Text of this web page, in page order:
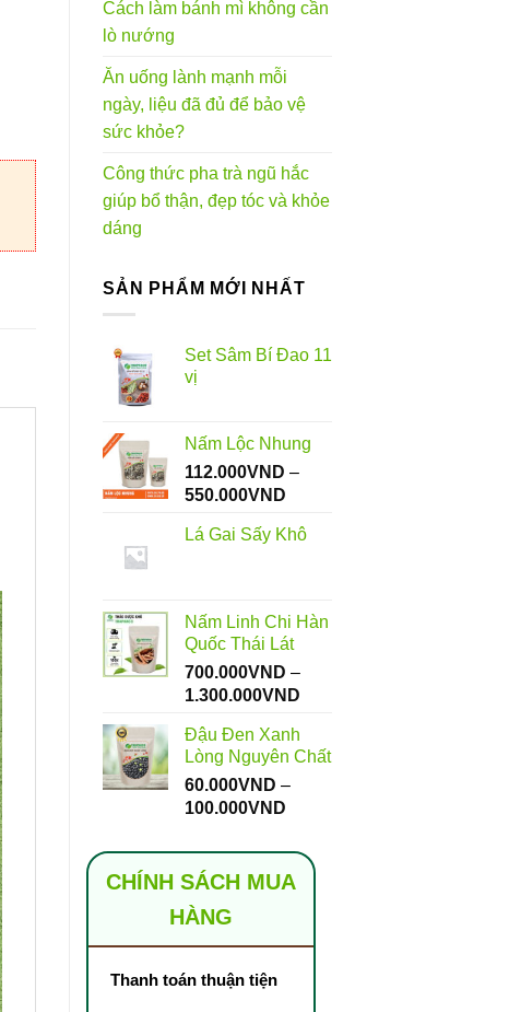
Cách làm bánh mì không cần
lò nướng
Ăn uống lành mạnh mỗi
ngày, liệu đã đủ để bảo vệ
sức khỏe?
Công thức pha trà ngũ hắc
giúp bổ thận, đẹp tóc và khỏe
dáng
SẢN PHẨM MỚI NHẤT
Set Sâm Bí Đao 11
vị
Nấm Lộc Nhung
112.000VND –
550.000VND
từ
Lá Gai Sấy Khô
Nấm Linh Chi Hàn
Quốc Thái Lát
700.000VND –
1.300.000VND
700.000VND
Đậu Đen Xanh
Lòng Nguyên Chất
60.000VND –
100.000VND
từ
60.000VND
CHÍNH SÁCH MUA
HÀNG
Thanh toán thuận tiện